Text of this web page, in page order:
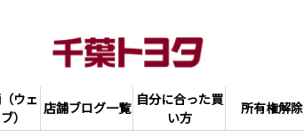
ウェ
）
店舗ブログ一覧 自分に合った買
い方
所有権解除